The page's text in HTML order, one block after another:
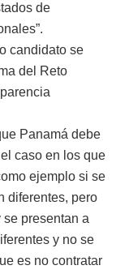
de
candidato se
del Reto
Panamá debe
caso en los que
ejemplo si se
diferentes, pero
presentan a
y no se
es no contratar